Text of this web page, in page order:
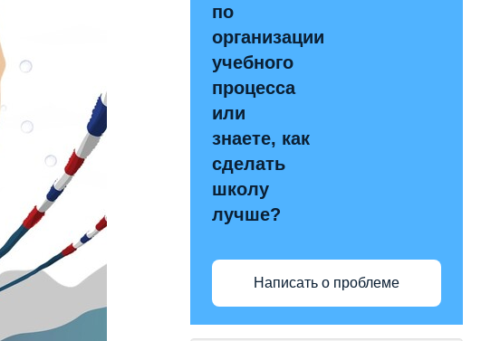
по
организации
учебного
процесса
или
знаете, как
сделать
школу
лучше?
Написать о проблеме